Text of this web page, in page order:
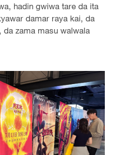
hadin gwiwa tare da ita
damar raya kai, da
da zama masu walwala